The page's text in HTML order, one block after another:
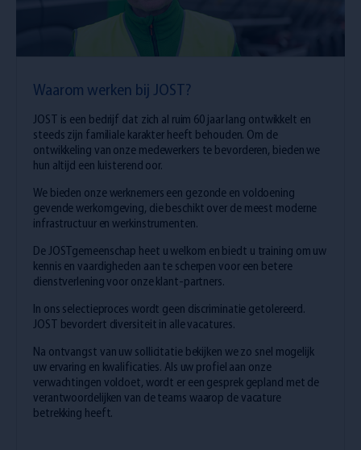
Waarom werken bij JOST?
JOST is een bedrijf dat zich al ruim 60 jaar lang ontwikkelt en
steeds zijn familiale karakter heeft behouden. Om de
ontwikkeling van onze medewerkers te bevorderen, bieden we
hun altijd een luisterend oor.
We bieden onze werknemers een gezonde en voldoening
gevende werkomgeving, die beschikt over de meest moderne
infrastructuur en werkinstrumenten.
De JOSTgemeenschap heet u welkom en biedt u training om uw
kennis en vaardigheden aan te scherpen voor een betere
dienstverlening voor onze klant-partners.
In ons selectieproces wordt geen discriminatie getolereerd.
JOST bevordert diversiteit in alle vacatures.
Na ontvangst van uw sollicitatie bekijken we zo snel mogelijk
uw ervaring en kwalificaties. Als uw profiel aan onze
verwachtingen voldoet, wordt er een gesprek gepland met de
verantwoordelijken van de teams waarop de vacature
betrekking heeft.